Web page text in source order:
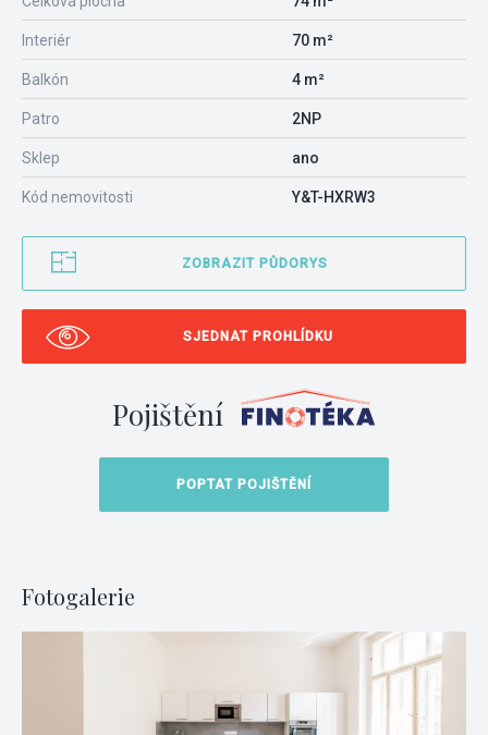
Interiér 70 m²
Balkón 4 m²
Patro 2NP
Sklep ano
Kód nemovitosti Y&T-HXRW3
ZOBRAZIT PŮDORYS
SJEDNAT PROHLÍDKU
Pojištění
POPTAT POJIŠTĚNÍ
Fotogalerie